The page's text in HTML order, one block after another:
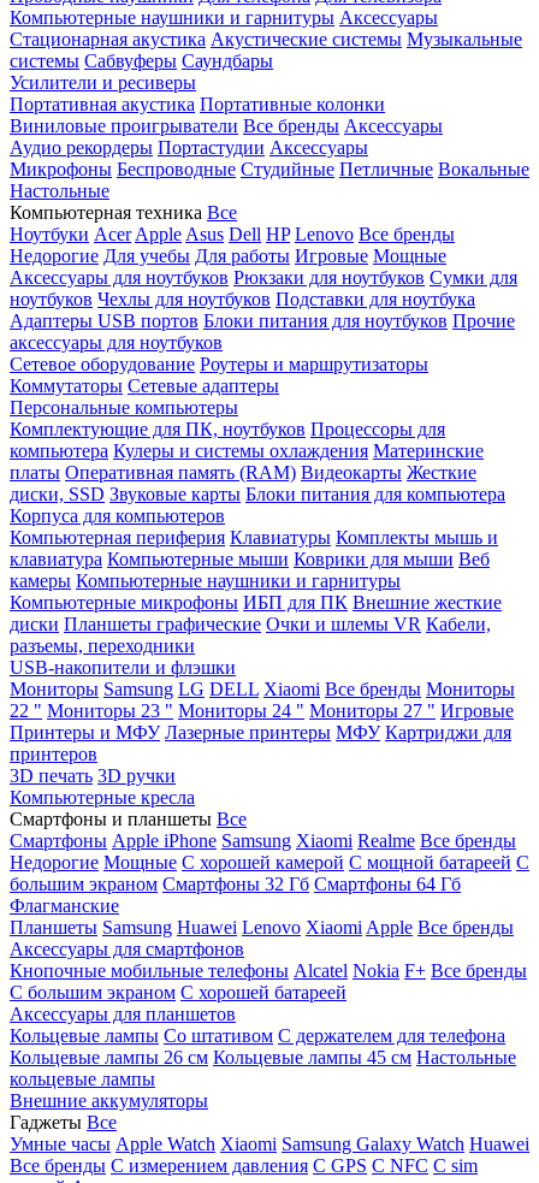
Компьютерные наушники и гарнитуры Аксессуары
Стационарная акустика Акустические системы Музыкальные
системы Сабвуферы Саундбары
Усилители и ресиверы
Портативная акустика Портативные колонки
Виниловые проигрыватели Все бренды Аксессуары
Аудио рекордеры Портастудии Аксессуары
Микрофоны Беспроводные Студийные Петличные Вокальные
Настольные
Компьютерная техника Все
Ноутбуки Acer Apple Asus Dell HP Lenovo Все бренды
Недорогие Для учебы Для работы Игровые Мощные
Аксессуары для ноутбуков Рюкзаки для ноутбуков Сумки для
ноутбуков Чехлы для ноутбуков Подставки для ноутбука
Адаптеры USB портов Блоки питания для ноутбуков Прочие
аксессуары для ноутбуков
Сетевое оборудование Роутеры и маршрутизаторы
Коммутаторы Сетевые адаптеры
Персональные компьютеры
Комплектующие для ПК, ноутбуков Процессоры для
компьютера Кулеры и системы охлаждения Материнские
платы Оперативная память (RAM) Видеокарты Жесткие
диски, SSD Звуковые карты Блоки питания для компьютера
Корпуса для компьютеров
Компьютерная периферия Клавиатуры Комплекты мышь и
клавиатура Компьютерные мыши Коврики для мыши Веб
камеры Компьютерные наушники и гарнитуры
Компьютерные микрофоны ИБП для ПК Внешние жесткие
диски Планшеты графические Очки и шлемы VR Кабели,
разъемы, переходники
USB-накопители и флэшки
Мониторы Samsung LG DELL Xiaomi Все бренды Мониторы
22 " Мониторы 23 " Мониторы 24 " Мониторы 27 " Игровые
Принтеры и МФУ Лазерные принтеры МФУ Картриджи для
принтеров
3D печать 3D ручки
Компьютерные кресла
Смартфоны и планшеты Все
Смартфоны Apple iPhone Samsung Xiaomi Realme Все бренды
Недорогие Мощные С хорошей камерой С мощной батареей С
большим экраном Смартфоны 32 Гб Смартфоны 64 Гб
Флагманские
Планшеты Samsung Huawei Lenovo Xiaomi Apple Все бренды
Аксессуары для смартфонов
Кнопочные мобильные телефоны Alcatel Nokia F+ Все бренды
С большим экраном С хорошей батареей
Аксессуары для планшетов
Кольцевые лампы Со штативом C держателем для телефона
Кольцевые лампы 26 см Кольцевые лампы 45 см Настольные
кольцевые лампы
Внешние аккумуляторы
Гаджеты Все
Умные часы Apple Watch Xiaomi Samsung Galaxy Watch Huawei
Все бренды C измерением давления C GPS C NFC C sim